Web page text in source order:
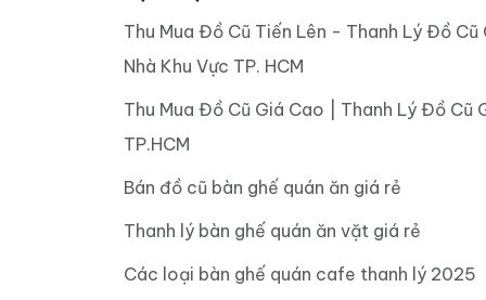
Thu Mua Đồ Cũ Tiến Lên - Thanh Lý Đồ Cũ
Nhà Khu Vực TP. HCM
Thu Mua Đồ Cũ Giá Cao | Thanh Lý Đồ Cũ
TP.HCM
Bán đồ cũ bàn ghế quán ăn giá rẻ
Thanh lý bàn ghế quán ăn vặt giá rẻ
Các loại bàn ghế quán cafe thanh lý 2025